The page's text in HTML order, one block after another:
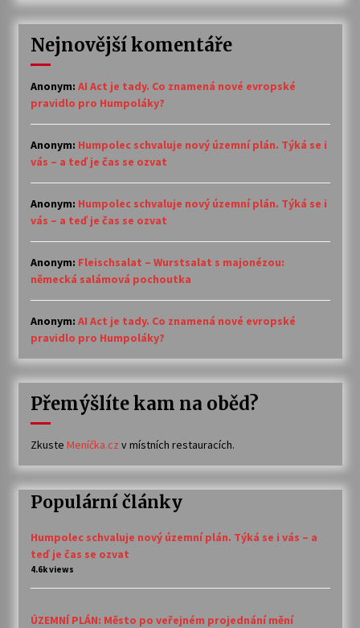
Nejnovější komentáře
Anonym: AI Act je tady. Co znamená nové evropské
pravidlo pro Humpoláky?
Anonym: Humpolec schvaluje nový územní plán. Týká se i
vás – a teď je čas se ozvat
Anonym: Humpolec schvaluje nový územní plán. Týká se i
vás – a teď je čas se ozvat
Anonym: Fleischsalat – Wurstsalat s majonézou:
německá salámová pochoutka
Anonym: AI Act je tady. Co znamená nové evropské
pravidlo pro Humpoláky?
Přemýšlíte kam na oběd?
Zkuste Meníčka.cz v místních restauracích.
Populární články
Humpolec schvaluje nový územní plán. Týká se i vás – a
teď je čas se ozvat
4.6k views
ÚZEMNÍ PLÁN: Město po veřejném projednání mění